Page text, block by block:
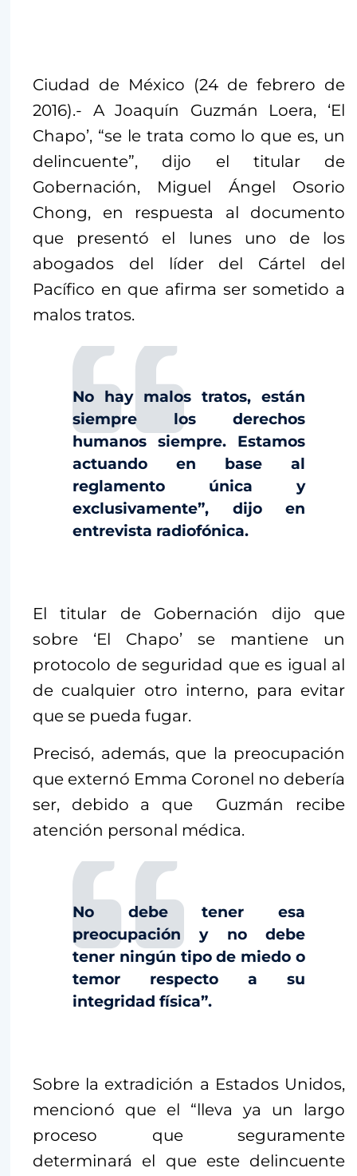
Ciudad de México (24 de febrero de
2016).- A Joaquín Guzmán Loera, ‘El
Chapo’, “se le trata como lo que es, un
delincuente”, dijo el titular de
Gobernación, Miguel Ángel Osorio
Chong, en respuesta al documento
que presentó el lunes uno de los
abogados del líder del Cártel del
Pacífico en que afirma ser sometido a
malos tratos.
No hay malos tratos, están
siempre los derechos
humanos siempre. Estamos
actuando en base al
reglamento única y
exclusivamente”, dijo en
entrevista radiofónica.
El titular de Gobernación dijo que
sobre ‘El Chapo’ se mantiene un
protocolo de seguridad que es igual al
de cualquier otro interno, para evitar
que se pueda fugar.
Precisó, además, que la preocupación
que externó Emma Coronel no debería
ser, debido a que Guzmán recibe
atención personal médica.
No debe tener esa
preocupación y no debe
tener ningún tipo de miedo o
temor respecto a su
integridad física”.
Sobre la extradición a Estados Unidos,
mencionó que el “lleva ya un largo
proceso que seguramente
determinará el que este delincuente